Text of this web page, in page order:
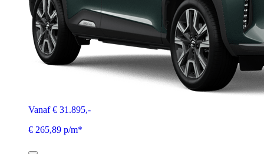
Vanaf € 31.895,-
€ 265,89 p/m*